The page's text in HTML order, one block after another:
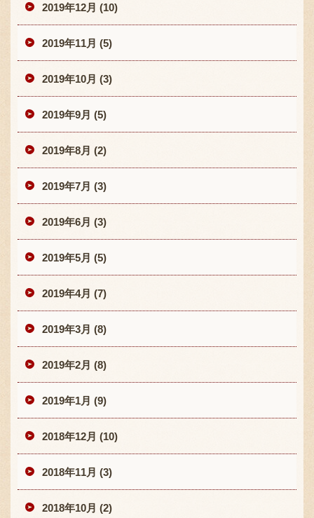
2019年12月 (10)
2019年11月 (5)
2019年10月 (3)
2019年9月 (5)
2019年8月 (2)
2019年7月 (3)
2019年6月 (3)
2019年5月 (5)
2019年4月 (7)
2019年3月 (8)
2019年2月 (8)
2019年1月 (9)
2018年12月 (10)
2018年11月 (3)
2018年10月 (2)